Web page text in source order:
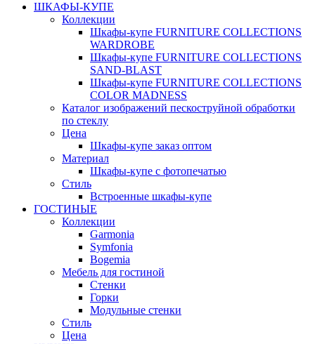
ШКАФЫ-КУПЕ
Коллекции
Шкафы-купе FURNITURE COLLECTIONS
WARDROBE
Шкафы-купе FURNITURE COLLECTIONS
SAND-BLAST
Шкафы-купе FURNITURE COLLECTIONS
COLOR MADNESS
Каталог изображений пескоструйной обработки
по стеклу
Цена
Шкафы-купе заказ оптом
Материал
Шкафы-купе с фотопечатью
Стиль
Встроенные шкафы-купе
ГОСТИНЫЕ
Коллекции
Garmonia
Symfonia
Bogemia
Мебель для гостиной
Стенки
Горки
Модульные стенки
Стиль
Цена